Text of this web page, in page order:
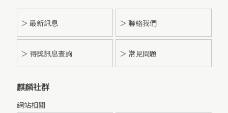
＞ 最新訊息 ＞ 聯絡我們
＞ 得獎訊息查詢 ＞ 常見問題
麒麟社群
網站相關